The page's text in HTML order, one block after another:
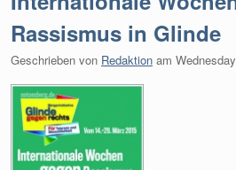
Rassismus in Glinde
Geschrieben von Redaktion am